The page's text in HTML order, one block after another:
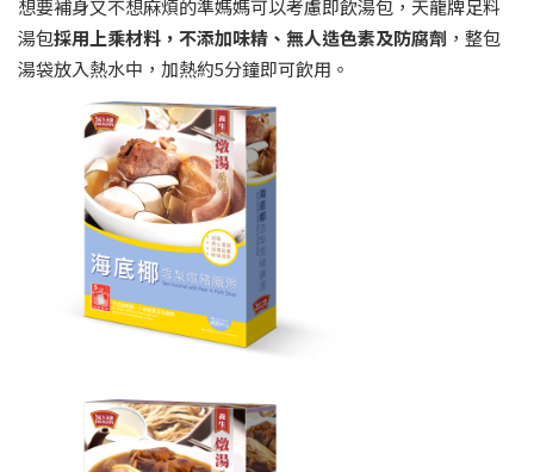
想要補身又不想麻煩的準媽媽可以考慮即飲湯包，天龍牌足料
湯包採用上乘材料，不添加味精、無人造色素及防腐劑 ，整包
湯袋放入熱水中，加熱約5分鐘即可飲用。